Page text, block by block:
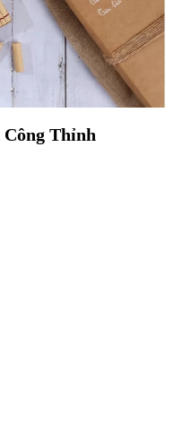
Thỉnh